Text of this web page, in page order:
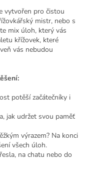
vytvořen pro čistou
mistr, nebo s
mix úloh, který vás
křížovek, které
vás nebudou
potěší začátečníky i
jak udržet svou paměť
výrazem? Na konci
všech úloh.
na chatu nebo do